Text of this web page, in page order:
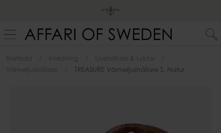
Startsida Inredning
Ljushållare & Lyktor
Värmeljushållare
TREASURE Värmeljushållare S, Natur